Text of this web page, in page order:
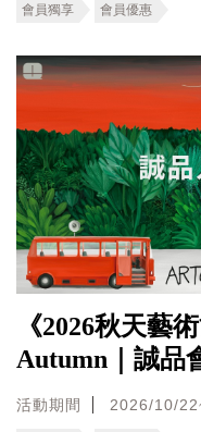
會員獨享 會員優惠
《2026秋天藝
Autumn｜誠品
活動期間 2026/10/